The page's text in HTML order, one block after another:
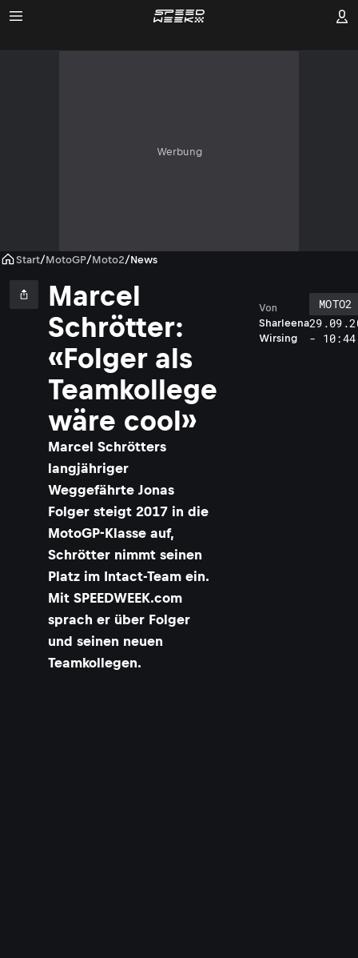
Werbung
Start/MotoGP/Moto2/News
Marcel
Schrötter:
«Folger als
Teamkollege
wäre cool»
Marcel Schrötters
langjähriger
Weggefährte Jonas
Folger steigt 2017 in die
MotoGP-Klasse auf,
Schrötter nimmt seinen
Platz im Intact-Team ein.
Mit SPEEDWEEK.com
sprach er über Folger
und seinen neuen
Teamkollegen.
Sharleena
Wirsing
Von
MOTO2
- 10:44